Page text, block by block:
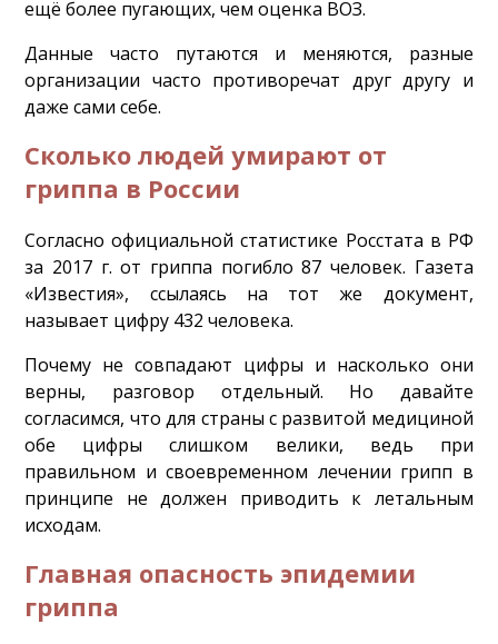
ещё более пугающих, чем оценка ВОЗ.
Данные часто путаются и меняются, разные
организации часто противоречат друг другу и
даже сами себе.
Сколько людей умирают от
гриппа в России
Согласно официальной статистике Росстата в РФ
за 2017 г. от гриппа погибло 87 человек. Газета
«Известия», ссылаясь на тот же документ,
называет цифру 432 человека.
Почему не совпадают цифры и насколько они
верны, разговор отдельный. Но давайте
согласимся, что для страны с развитой медициной
обе цифры слишком велики, ведь при
правильном и своевременном лечении грипп в
принципе не должен приводить к летальным
исходам.
Главная опасность эпидемии
гриппа